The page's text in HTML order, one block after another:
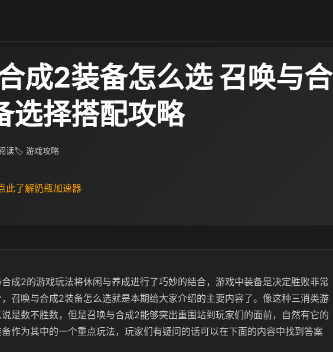
成2装备怎么选 召唤与合
选择搭配攻略
读🏷 游戏攻略
此了解奶瓶加速器
成2的游戏玩法将休闲与养成进行了巧妙的结合，游戏中装备是决定胜败非常
召唤与合成2装备怎么选就是本期给大家介绍的主要内容了。像这种三消类游
是数不胜数，但是召唤与合成2能够突出重围站到玩家们的面前，自然有它的
作为其中的一个重点玩法，玩家们有疑问的话可以在下面的内容中找到答案